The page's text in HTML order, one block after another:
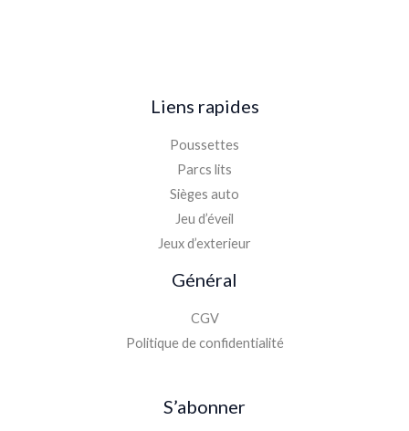
Liens rapides
Poussettes
Parcs lits
Sièges auto
Jeu d’éveil
Jeux d’exterieur
Général
CGV
Politique de confidentialité
S’abonner